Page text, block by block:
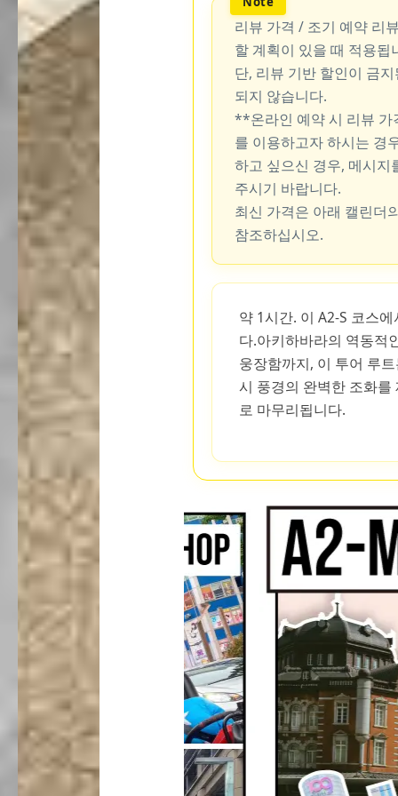
리뷰 가격 / 조기 예약 리
할 계획이 있을 때 적용됩
단, 리뷰 기반 할인이 금
되지 않습니다.
**온라인 예약 시 리뷰 가
를 이용하고자 하시는 경
하고 싶으신 경우, 메시지
주시기 바랍니다.
최신 가격은 아래 캘린더
참조하십시오.
약 1시간. 이 A2-S 코스
다.아키하바라의 역동적
웅장함까지, 이 투어 루
시 풍경의 완벽한 조화
로 마무리됩니다.